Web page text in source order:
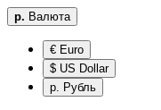
р. Валюта
€ Euro
$ US Dollar
р. Рубль